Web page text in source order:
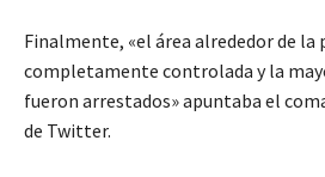
Finalmente, «el área alrededor de la
completamente controlada y la
fueron arrestados» apuntaba el
de Twitter.